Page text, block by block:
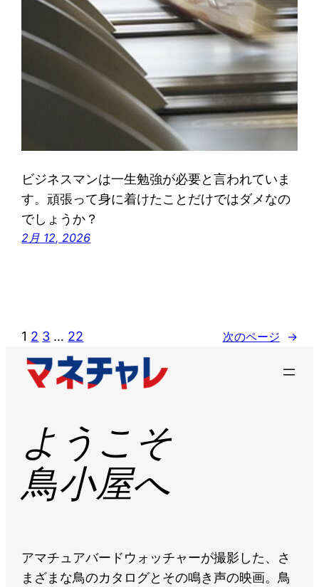
ビジネスマンは一生勉強が必要と言われていま
す。頑張って身に着けたことだけではダメなの
でしょうか？
2月 12, 2026
1 2 3 … 22 次のページ →
ようこそ
鳥小屋へ
アマチュアバードウォッチャーが撮影した、さ
まざまな鳥のカタログとその鳴き声の映画。鳥